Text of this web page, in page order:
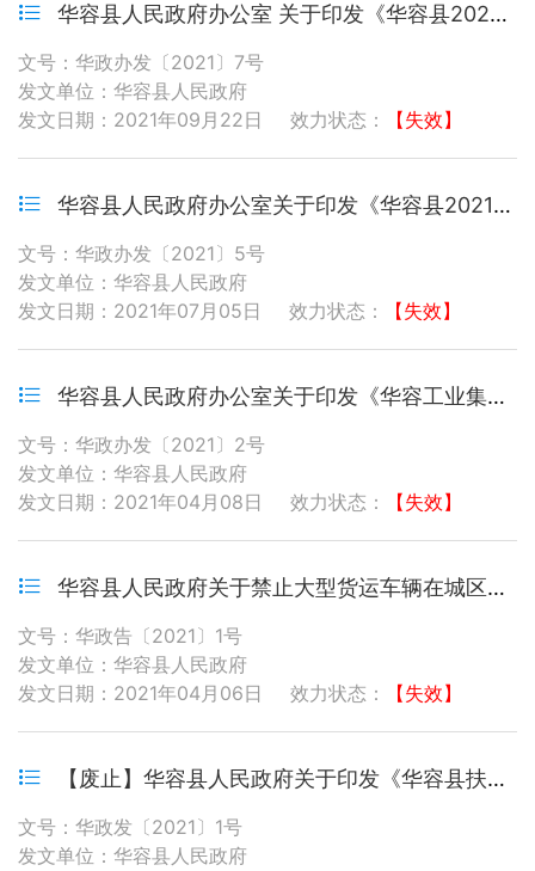
华容县人民政府办公室 关于印发《华容县2022年度城乡居民基本医疗保险参保缴费工作实施方案》的通知
文号：华政办发〔2021〕7号
发文单位：华容县人民政府
发文日期：2021年09月22日
效力状态： 【失效】
华容县人民政府办公室关于印发《华容县2021年度农业保险工作实施方案》的通知
文号：华政办发〔2021〕5号
发文单位：华容县人民政府
发文日期：2021年07月05日
效力状态： 【失效】
华容县人民政府办公室关于印发《华容工业集中区赋权实施方案》的通知
文号：华政办发〔2021〕2号
发文单位：华容县人民政府
发文日期：2021年04月08日
效力状态： 【失效】
华容县人民政府关于禁止大型货运车辆在城区通行的通告
文号：华政告〔2021〕1号
发文单位：华容县人民政府
发文日期：2021年04月06日
效力状态： 【失效】
【废止】华容县人民政府关于印发《华容县扶持工业新兴优势 产业链发展的政策措施》的通知
文号：华政发〔2021〕1号
发文单位：华容县人民政府